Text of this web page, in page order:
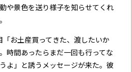
や景色を送り様子を知らせてくれ
お土産買ってきた、渡したいか
時間あったらまだ一回も行ってな
よ」と誘うメッセージが来た。彼